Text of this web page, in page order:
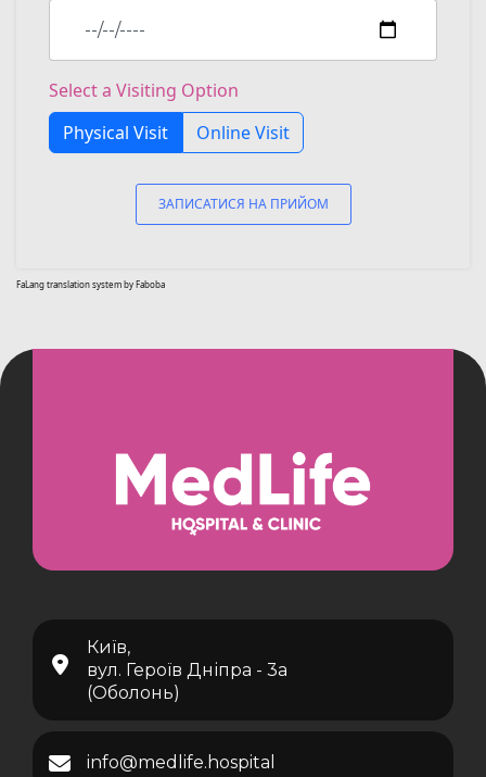
Select a Visiting Option
Physical Visit
Online Visit
ЗАПИСАТИСЯ НА ПРИЙОМ
FaLang translation system by Faboba
Київ,
вул. Героїв Дніпра - 3а
(Оболонь)
info@medlife.hospital